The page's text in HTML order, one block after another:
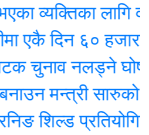
लागि वरदान
दिन ६० हजारले
नलड्ने घोषणा
मन्त्री सारुको जोड
शिल्ड प्रतियोगिता